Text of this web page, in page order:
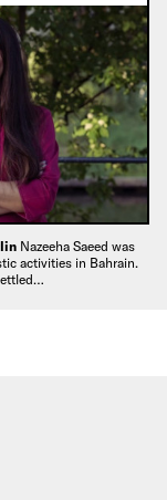
Nazeeha Saeed was
activities in Bahrain.